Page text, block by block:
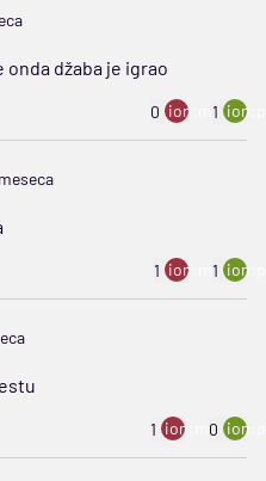
džaba je igrao
0 ion:minus
1
1 ion:minus
1
1 ion:minus
0